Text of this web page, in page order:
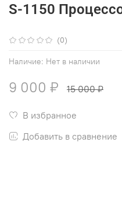
(0)
Наличие: Нет в наличии
S-1150
9 000 ₽ 15 000 ₽
В избранное
Добавить в сравнение